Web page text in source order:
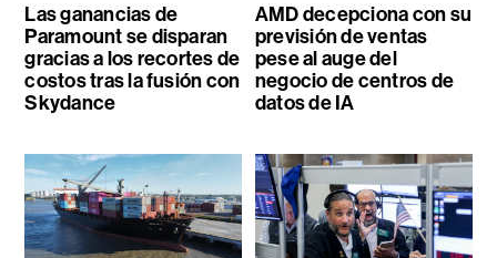
Las ganancias de
Paramount se disparan
gracias a los recortes de
costos tras la fusión con
Skydance
AMD decepciona con su
previsión de ventas
pese al auge del
negocio de centros de
datos de IA